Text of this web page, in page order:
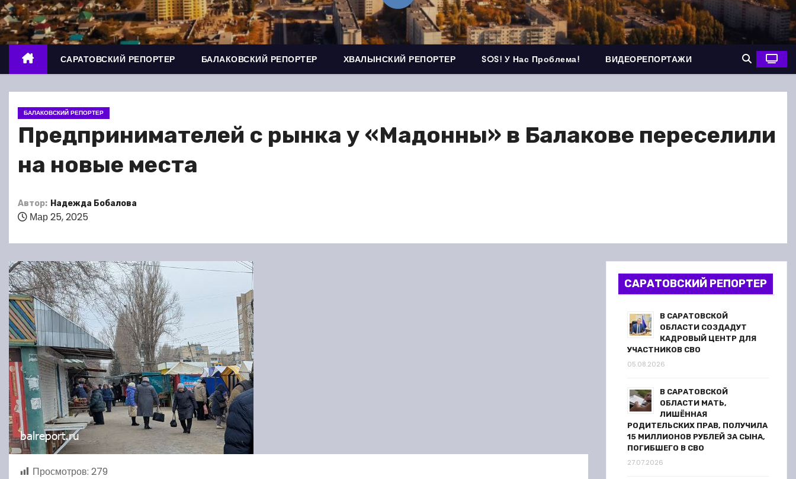
о
м
у
САРАТОВСКИЙ РЕПОРТЕР БАЛАКОВСКИЙ РЕПОРТЕР ХВАЛЫНСКИЙ РЕПОРТЕР SOS! У Нас Проблема! ВИДЕОРЕПОРТАЖИ
БАЛАКОВСКИЙ РЕПОРТЕР
Предпринимателей с рынка у «Мадонны» в Балакове переселили
на новые места
Автор: Надежда Бобалова
Мар 25, 2025
Просмотров: 279
САРАТОВСКИЙ РЕПОРТЕР
В САРАТОВСКОЙ
ОБЛАСТИ СОЗДАДУТ
КАДРОВЫЙ ЦЕНТР ДЛЯ
УЧАСТНИКОВ СВО
05.08.2026
В САРАТОВСКОЙ
ОБЛАСТИ МАТЬ,
ЛИШЁННАЯ
РОДИТЕЛЬСКИХ ПРАВ, ПОЛУЧИЛА
15 МИЛЛИОНОВ РУБЛЕЙ ЗА СЫНА,
ПОГИБШЕГО В СВО
27.07.2026